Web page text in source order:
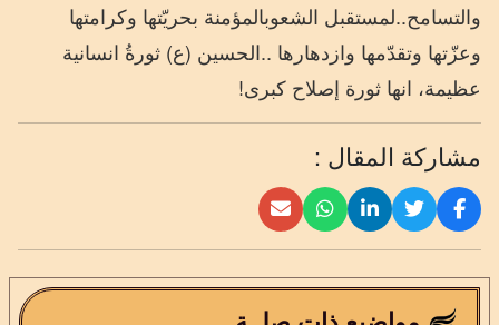
والتسامح..لمستقبل الشعوبالمؤمنة بحريّتها وكرامتها
وعزّتها وتقدّمها وازدهارها ..الحسين (ع) ثورةُ انسانية
عظيمة، انها ثورة إصلاح كبرى!
مشاركة المقال :